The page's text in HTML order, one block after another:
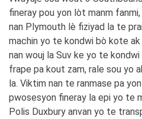
fineray pou yon lòt manm
nan Plymouth lè fiziyad la te
machin yo te kondwi bò kote
nan wouj la Suv ke yo te
frape pa kout zam, rale sou yo
la. Viktim nan te ranmase pa
pwosesyon fineray la epi yo te
Polis Duxbury anvan yo te